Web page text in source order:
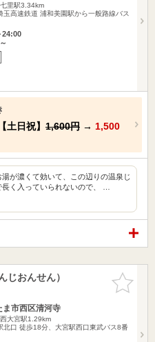
七里駅3.34km
玉高速鉄道 浦和美園駅から一般路線バス
24:00
土日祝】 1,600円 → 1,500
が濃くて効いて、この辺りの温泉じ
く入っていられないので、 …
お気に入
りに追加
じおんせん）
ま市西区清河寺
西大宮駅1.29km
北口 徒歩18分、大宮駅西口東武バス8番